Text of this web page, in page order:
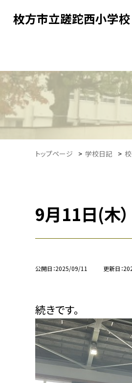
枚方市立蹉跎西小学校
トップページ > 学校日記 >
9月11日(木
公開日 2025/09/11 更新日
続きです。